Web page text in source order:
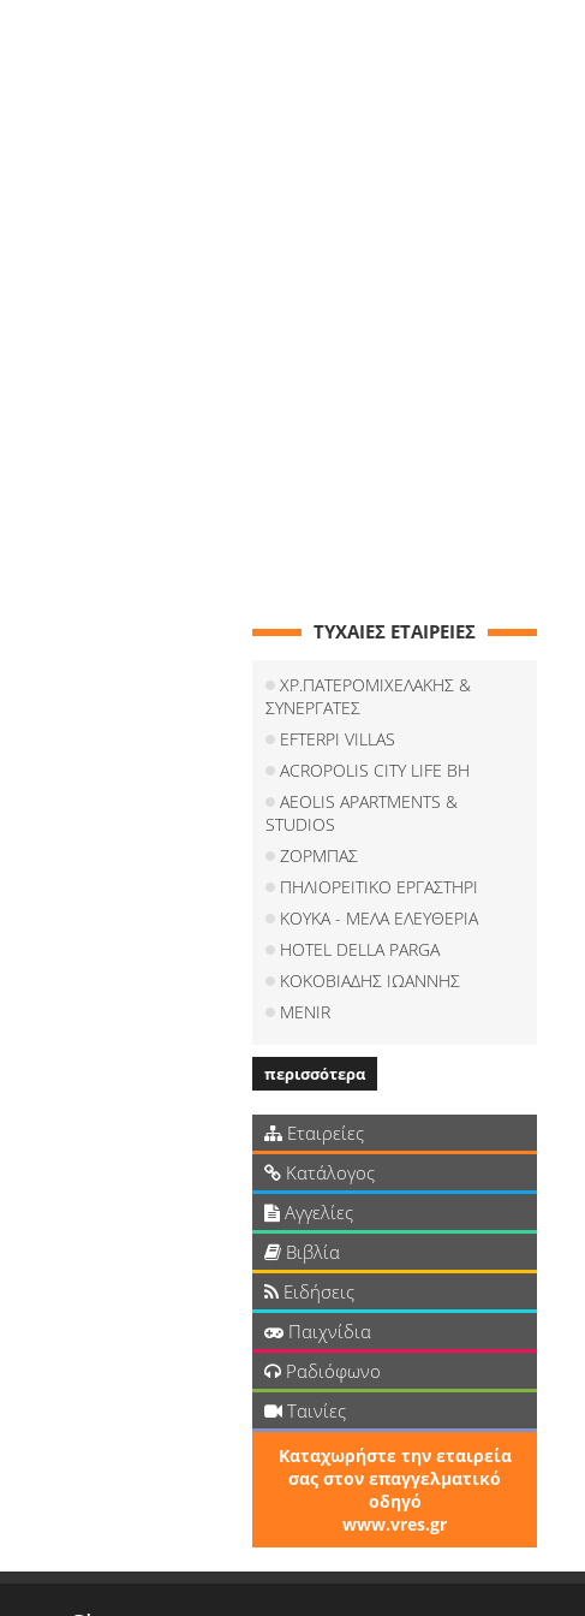
ΤΥΧΑΙΕΣ ΕΤΑΙΡΕΙΕΣ
ΧΡ.ΠΑΤΕΡΟΜΙΧΕΛΑΚΗΣ &
ΣΥΝΕΡΓΑΤΕΣ
EFTERPI VILLAS
ACROPOLIS CITY LIFE BH
AEOLIS APARTMENTS &
STUDIOS
ΖΟΡΜΠΑΣ
ΠΗΛΙΟΡΕΙΤΙΚΟ ΕΡΓΑΣΤΗΡΙ
ΚΟΥΚΑ - ΜΕΛΑ ΕΛΕΥΘΕΡΙΑ
HOTEL DELLA PARGA
ΚΟΚΟΒΙΑΔΗΣ ΙΩΑΝΝΗΣ
MENIR
περισσότερα
Εταιρείες
Κατάλογος
Αγγελίες
Βιβλία
Ειδήσεις
Παιχνίδια
Ραδιόφωνο
Ταινίες
Καταχωρήστε την εταιρεία
σας στον επαγγελματικό
οδηγό
www.vres.gr